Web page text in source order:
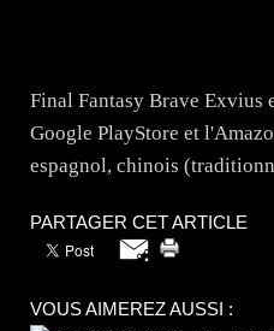
Final Fantasy Brave Exvius
Google PlayStore et
espagnol, chinois
PARTAGER CET ARTICLE
VOUS AIMEREZ AUSSI :